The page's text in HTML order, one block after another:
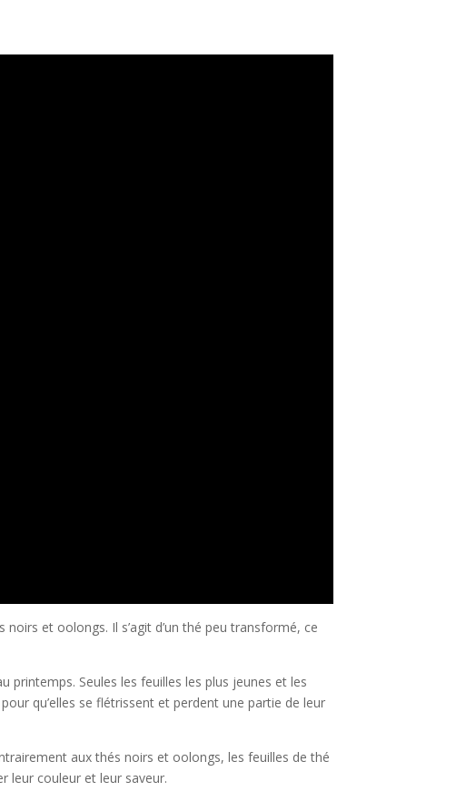
et oolongs. Il s’agit d’un thé peu transformé, ce
printemps. Seules les feuilles les plus jeunes et les
qu’elles se flétrissent et perdent une partie de leur
aux thés noirs et oolongs, les feuilles de thé
leur couleur et leur saveur.